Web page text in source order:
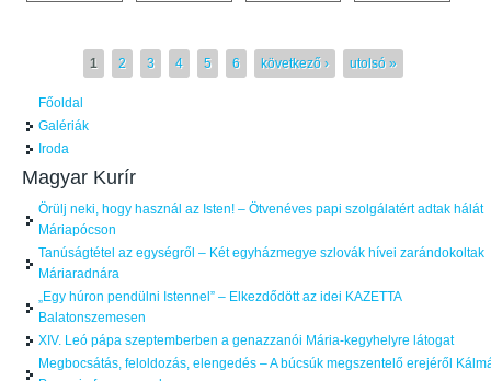
Oldalak
1 2 3 4 5 6 következő › utolsó »
Főoldal
Galériák
Iroda
Magyar Kurír
Örülj neki, hogy használ az Isten! – Ötvenéves papi szolgálatért adtak hálát
Máriapócson
Tanúságtétel az egységről – Két egyházmegye szlovák hívei zarándokoltak
Máriaradnára
„Egy húron pendülni Istennel” – Elkezdődött az idei KAZETTA
Balatonszemesen
XIV. Leó pápa szeptemberben a genazzanói Mária-kegyhelyre látogat
Megbocsátás, feloldozás, elengedés – A búcsúk megszentelő erejéről